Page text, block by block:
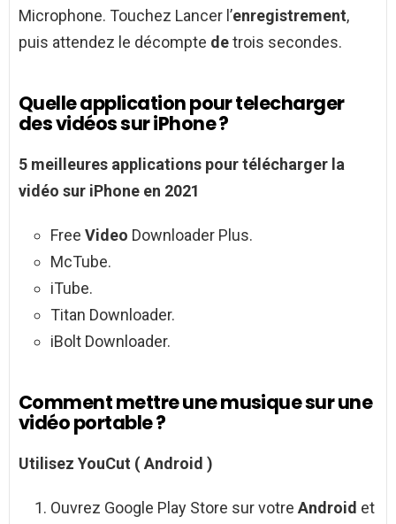
Microphone. Touchez Lancer l’enregistrement,
puis attendez le décompte detrois secondes.
Quelle application pour telecharger
des vidéos sur iPhone ?
5 meilleures applications pour télécharger la
vidéo sur iPhone en 2021
Free Video Downloader Plus.
McTube.
iTube.
Titan Downloader.
iBolt Downloader.
Comment mettre une musique sur une
vidéo portable ?
Utilisez YouCut (Android )
Ouvrez Google Play Store sur votre Android et